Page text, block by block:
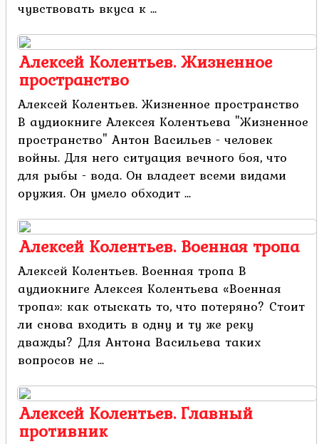
чувствовать вкуса к ...
Алексей Колентьев. Жизненное
пространство
Алексей Колентьев. Жизненное пространство
В аудиокниге Алексея Колентьева "Жизненное
пространство" Антон Васильев - человек
войны. Для него ситуация вечного боя, что
для рыбы - вода. Он владеет всеми видами
оружия. Он умело обходит ...
Алексей Колентьев. Военная тропа
Алексей Колентьев. Военная тропа В
аудиокниге Алексея Колентьева «Военная
тропа»: как отыскать то, что потеряно? Стоит
ли снова входить в одну и ту же реку
дважды? Для Антона Васильева таких
вопросов не ...
Алексей Колентьев. Главный
противник